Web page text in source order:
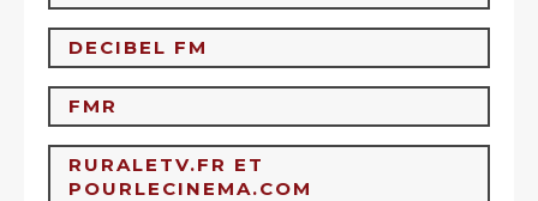
https://antenne-d-oc.fr/
DECIBEL FM
https://lc.cx/V4TVtW
FMR
RURALETV.FR ET
POURLECINEMA.COM